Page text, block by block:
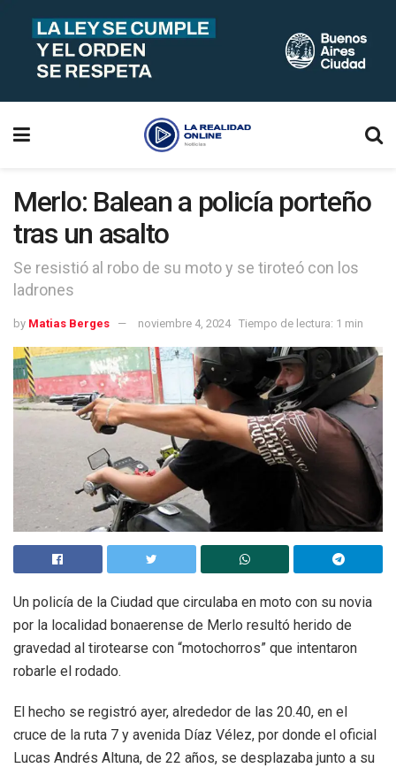
Merlo: Balean a policía porteño
tras un asalto
Se resistió al robo de su moto y se tiroteó con los
ladrones
by Matias Berges noviembre 4, 2024 Tiempo de lectura: 1 min
Un policía de la Ciudad que circulaba en moto con su novia
por la localidad bonaerense de Merlo resultó herido de
gravedad al tirotearse con “motochorros” que intentaron
robarle el rodado.
El hecho se registró ayer, alrededor de las 20.40, en el
cruce de la ruta 7 y avenida Díaz Vélez, por donde el oficial
Lucas Andrés Altuna, de 22 años, se desplazaba junto a su